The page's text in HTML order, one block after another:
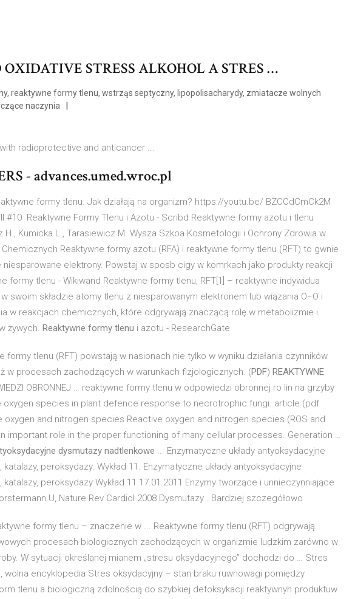
STRESS ALKOHOL A STRES …
reaktywne formy tlenu, wstrząs septyczny, lipopolisacharydy, zmiatacze wolnych
naczynia
radioprotective and anticancer ...
- advances.umed.wroc.pl
formy tlenu. Jak działają na organizm? https://youtu.be/ BZCCdCmCk2M
#10 Reaktywne Formy Tlenu i Azotu - Scribd Reaktywne formy azotu i tlenu
H., Kumicka L., Tarasiewicz M. Wysza Szkoa Kosmetologii i Ochrony Zdrowia w
Chemicznych Reaktywne formy azotu (RFA) i reaktywne formy tlenu (RFT) to gwnie
elektrony. Powstaj w sposb cigy w komrkach jako produkty reakcji
formy tlenu - Wikiwand Reaktywne formy tlenu, RFT[1] – reaktywne indywidua
swoim składzie atomy tlenu z niesparowanym elektronem lub wiązania O−O i
w reakcjach chemicznych, które odgrywają znaczącą rolę w metabolizmie i
żywych. Reaktywne formy tlenu i azotu - ResearchGate
formy tlenu (RFT) powstają w nasionach nie tylko w wyniku działania czynników
w procesach zachodzących w warunkach fizjologicznych. (PDF) REAKTYWNE
OBRONNEJ … reaktywne formy tlenu w odpowiedzi obronnej ro lin na grzyby
species in plant defence response to necrotrophic fungi. article (pdf
oxygen and nitrogen species Reactive oxygen and nitrogen species (ROS and
important role in the proper functioning of many cellular processes. Generation …
dysmutazy nadtlenkowe ... Enzymatyczne układy antyoksydacyjne
peroksydazy. Wykład 11. Enzymatyczne układy antyoksydacyjne
peroksydazy Wykład 11 17.01.2011 Enzymy tworzące i unnieczynniające
U, Nature Rev Cardiol 2008 Dysmutazy . Bardziej szczegółowo
formy tlenu – znaczenie w ... Reaktywne formy tlenu (RFT) odgrywają
procesach biologicznych zachodzących w organizmie ludzkim zarówno w
W sytuacji określanej mianem „stresu oksydacyjnego” dochodzi do … Stres
wolna encyklopedia Stres oksydacyjny – stan braku ruwnowagi pomiędzy
tlenu a biologiczną zdolnością do szybkiej detoksykacji reaktywnyh produktuw